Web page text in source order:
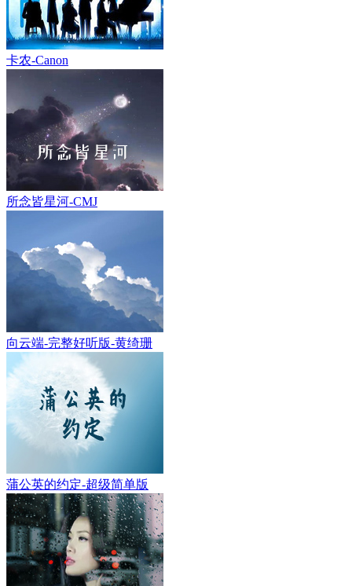
卡农-Canon
所念皆星河-CMJ
向云端-完整好听版-黄绮珊
蒲公英的约定-超级简单版